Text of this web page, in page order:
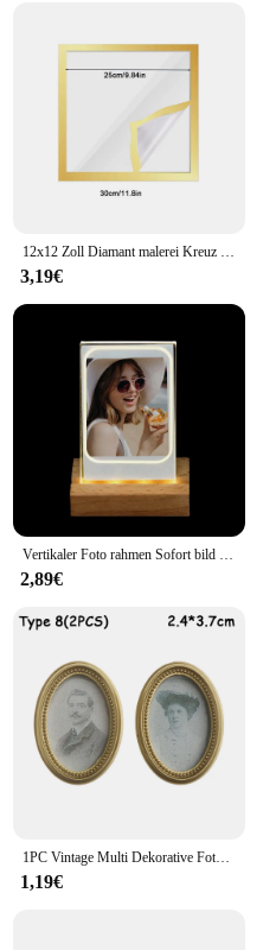
it an excellent choice for
offices, or even at home.
to accommodate a
from personal
spaces, ensuring that
in the best light.
12x12 Zoll Diamant malerei Kreuz stich rahmen Wand montage selbst klebende magnetische Bilderrahmen Malerei Zubehör Wohnkultur
3,19€
Vertikaler Foto rahmen Sofort bild kamera Acryl LED Licht 3 Zoll Bild halter Foto tisch für Fujifilm Instax Mini Desktop Dekor
2,89€
1PC Vintage Multi Dekorative Foto Rahmen Online Home Decor Kunst Holz Hochzeit Mini Bilder Rahmen DIY Familie Home Decor
1,19€